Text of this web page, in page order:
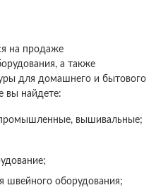
на продаже
а также
для домашнего и бытового
вы найдете:
вышивальные;
швейного оборудования;